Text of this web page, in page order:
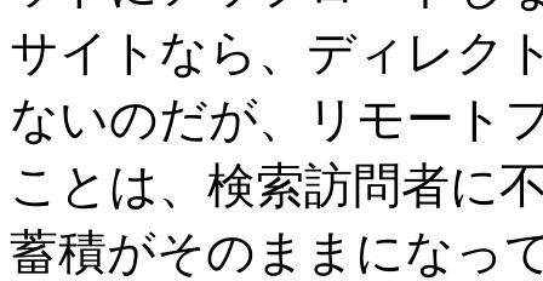
サイトなら、ディレク
ないのだが、リモート
ことは、検索訪問者に
蓄積がそのままになっ